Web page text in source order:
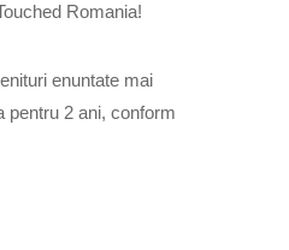
Romania!
enuntate mai
pentru 2 ani, conform